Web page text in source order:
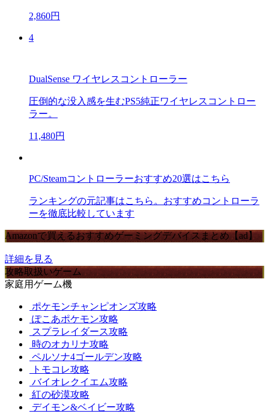
2,860円
4
DualSense ワイヤレスコントローラー
圧倒的な没入感を生むPS5純正ワイヤレスコントロー
ラー。
11,480円
PC/Steamコントローラーおすすめ20選はこちら
ランキングの元記事はこちら。おすすめコントローラ
ーを徹底比較しています
Amazonで買えるおすすめゲーミングデバイスまとめ【ad】
詳細を見る
攻略取扱いゲーム
家庭用ゲーム機
ポケモンチャンピオンズ攻略
ぽこあポケモン攻略
スプラレイダース攻略
時のオカリナ攻略
ペルソナ4ゴールデン攻略
トモコレ攻略
バイオレクイエム攻略
紅の砂漠攻略
デイモン&ベイビー攻略